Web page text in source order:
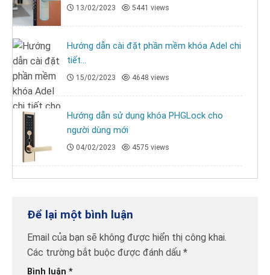
13/02/2023 5441 views
Hướng dẫn cài đặt phần mềm khóa Adel chi
tiết...
15/02/2023 4648 views
Hướng dẫn sử dụng khóa PHGLock cho
người dùng mới
04/02/2023 4575 views
Để lại một bình luận
Email của bạn sẽ không được hiển thị công khai.
Các trường bắt buộc được đánh dấu *
Bình luận *